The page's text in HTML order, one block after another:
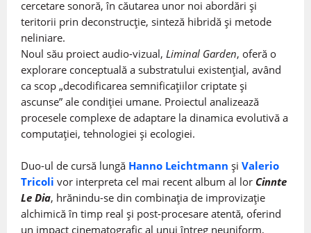
cercetare sonoră, în căutarea unor noi abordări și
teritorii prin deconstrucție, sinteză hibridă și metode
neliniare.
Noul său proiect audio-vizual, Liminal Garden, oferă o
explorare conceptuală a substratului existențial, având
ca scop „decodificarea semnificațiilor criptate și
ascunse” ale condiției umane. Proiectul analizează
procesele complexe de adaptare la dinamica evolutivă a
computației, tehnologiei și ecologiei.
Duo-ul de cursă lungă Hanno Leichtmann și Valerio
Tricoli vor interpreta cel mai recent album al lor Cinnte
Le Dia, hrănindu-se din combinația de improvizație
alchimică în timp real și post-procesare atentă, oferind
un impact cinematografic al unui întreg neuniform,